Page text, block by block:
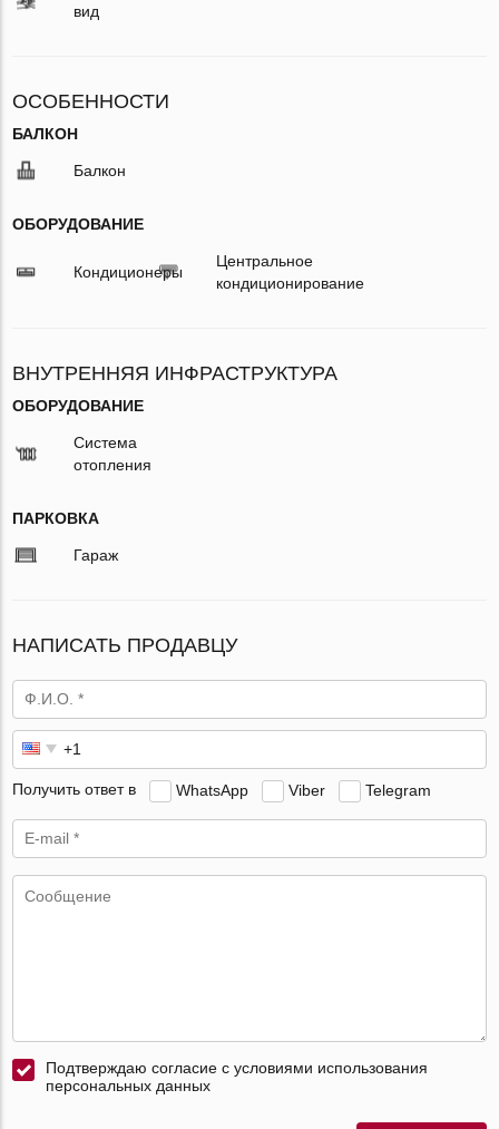
вид
ОСОБЕННОСТИ
БАЛКОН
Балкон
ОБОРУДОВАНИЕ
Кондиционеры
Центральное
кондиционирование
ВНУТРЕННЯЯ ИНФРАСТРУКТУРА
ОБОРУДОВАНИЕ
Система
отопления
ПАРКОВКА
Гараж
НАПИСАТЬ ПРОДАВЦУ
Получить ответ в WhatsApp Viber Telegram
Подтверждаю согласие с условиями использования
персональных данных